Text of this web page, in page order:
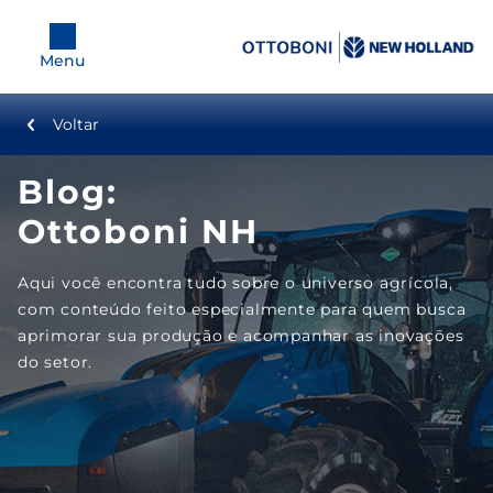
Menu
Equipamentos
Tratores
Colheitadeiras
Plataformas
Pulverizadores
Plantadeiras
Voltar
Blog:
Ottoboni NH
Aqui você encontra tudo sobre o universo agrícola,
com conteúdo feito especialmente para quem busca
aprimorar sua produção e acompanhar as inovações
do setor.